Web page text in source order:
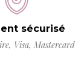
sécurisé
Visa, Mastercard